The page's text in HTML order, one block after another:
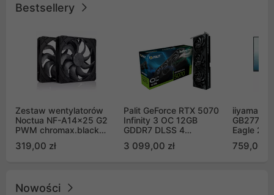
Bestsellery
Zestaw wentylatorów
Noctua NF-A14x25 G2
PWM chromax.black
Push Pull (2szt)
319,00 zł
Palit GeForce RTX 5070
Infinity 3 OC 12GB
GDDR7 DLSS 4
GB2050S)
3 099,00 zł
iiyama G-
Eagle 27"
759,00 zł
Nowości